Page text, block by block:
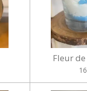
Fleur